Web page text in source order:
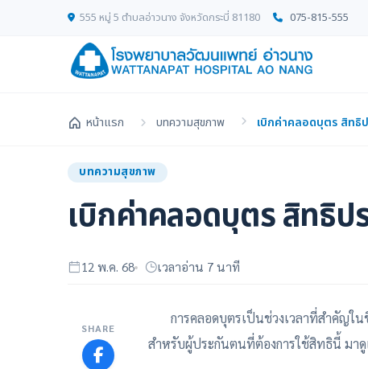
555 หมู่ 5 ตำบลอ่าวนาง จังหวัดกระบี่ 81180 075-815-555
หน้าแรก บทความสุขภาพ เบิกค่าคลอดบุตร สิทธิ
บทความสุขภาพ
เบิกค่าคลอดบุตร สิทธิป
12 พ.ค. 68 เวลาอ่าน 7 นาที
SHARE
การคลอดบุตรเป็นช่วงเวลาที่สำคัญในชี
สำหรับผู้ประกันตนที่ต้องการใช้สิทธินี้ มา